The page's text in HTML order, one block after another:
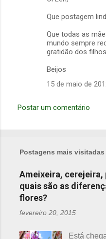
Que postagem
Que todas as
mundo sempre
gratidão dos
Beijos
15 de maio de
Postar um comentário
Postagens mais
Ameixeira, cerejeira,
quais são as
flores?
fevereiro 20, 2015
Está